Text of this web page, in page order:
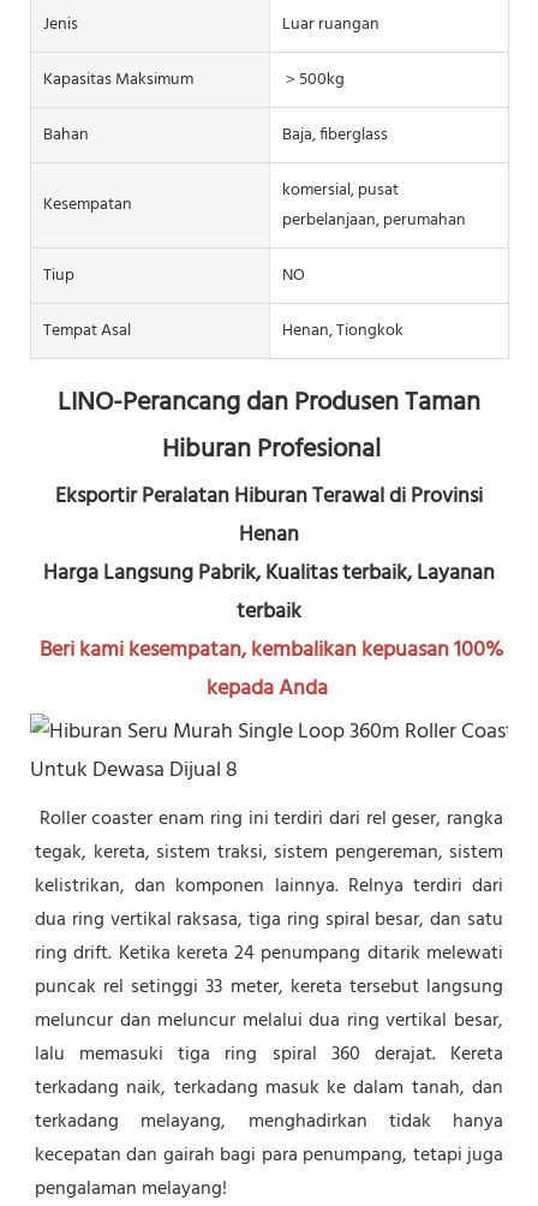
Jenis
Luar ruangan
Kapasitas Maksimum
＞500kg
Bahan
Baja, fiberglass
Kesempatan
komersial, pusat
perbelanjaan, perumahan
Tiup
NO
Tempat Asal
Henan, Tiongkok
LINO-Perancang dan Produsen Taman
Hiburan Profesional
Eksportir Peralatan Hiburan Terawal di Provinsi
Henan
Harga Langsung Pabrik, Kualitas terbaik, Layanan
terbaik
Beri kami kesempatan, kembalikan kepuasan 100%
kepada Anda
Roller coaster enam ring ini terdiri dari rel geser, rangka
tegak, kereta, sistem traksi, sistem pengereman, sistem
kelistrikan, dan komponen lainnya. Relnya terdiri dari
dua ring vertikal raksasa, tiga ring spiral besar, dan satu
ring drift. Ketika kereta 24 penumpang ditarik melewati
puncak rel setinggi 33 meter, kereta tersebut langsung
meluncur dan meluncur melalui dua ring vertikal besar,
lalu memasuki tiga ring spiral 360 derajat. Kereta
terkadang naik, terkadang masuk ke dalam tanah, dan
terkadang melayang, menghadirkan tidak hanya
kecepatan dan gairah bagi para penumpang, tetapi juga
pengalaman melayang!